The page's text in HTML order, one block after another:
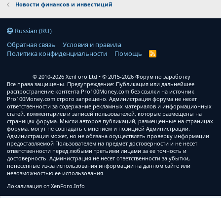
Новости финансов и инвестиций
Russian (RU)
Обратная связь
Условия и правила
Политика конфиденциальности
Помощь
R
© 2010-2026 XenForo Ltd
© 2015-2026 Форум по заработку
Все права защищены. Предупреждение: Публикация или дальнейшее
распространение контента Pro100Money.com без ссылки на источник
Pro100Money.com строго запрещено. Администрация форума не несет
ответственности за содержание рекламных материалов и информационных
статей, комментариев и записей пользователей, которые размещены на
страницах форума. Мысли авторов публикаций, размещенные на страницах
форума, могут не совпадать с мнением и позицией Администрации.
Администрация может, но не обязана осуществлять проверку информации
предоставляемой Пользователем на предмет достоверности и не несет
ответственности перед любыми третьими лицами за ее точность и
достоверность. Администрация не несет ответственности за убытки,
понесенные из-за использования информации на данном сайте или
невозможностью ее использования.
Локализация от XenForo.Info